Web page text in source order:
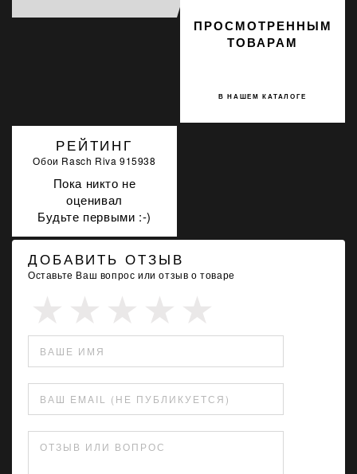
В НАШЕМ КАТАЛОГЕ
ПРОСМОТРЕННЫМ
ТОВАРАМ
РЕЙТИНГ
Обои Rasch Riva 915938
Пока никто не
оценивал
Будьте первыми :-)
ДОБАВИТЬ ОТЗЫВ
Оставьте Ваш вопрос или отзыв о товаре
ВАШЕ ИМЯ
ВАШ EMAIL (НЕ ПУБЛИКУЕТСЯ)
ОТЗЫВ ИЛИ ВОПРОС